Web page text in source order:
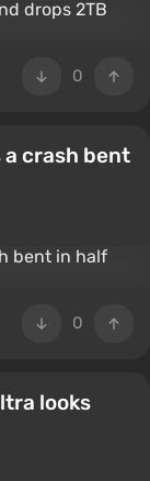
0
a crash bent
0
looks